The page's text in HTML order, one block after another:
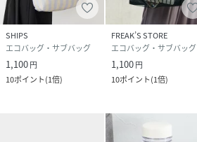
SHIPS
エコバッグ・サブバッグ
1,100円
10ポイント(1倍)
FREAK’S STORE
エコバッグ・サブバッグ
1,100円
10ポイント(1倍)